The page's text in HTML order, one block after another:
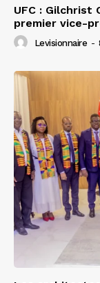
UFC : Gilchrist
premier vice-
Levisionnaire -